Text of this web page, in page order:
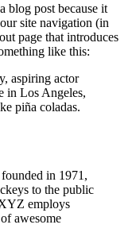
blog post because it
site navigation (in
page that introduces
like this:
aspiring actor
in Los Angeles,
piña coladas.
in 1971,
to the public
employs
awesome